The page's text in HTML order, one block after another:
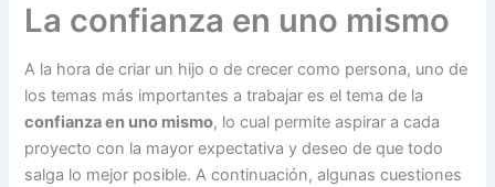
La confianza en uno mismo
A la hora de criar un hijo o de crecer como persona, uno de
los temas más importantes a trabajar es el tema de la
confianza en uno mismo, lo cual permite aspirar a cada
proyecto con la mayor expectativa y deseo de que todo
salga lo mejor posible. A continuación, algunas cuestiones